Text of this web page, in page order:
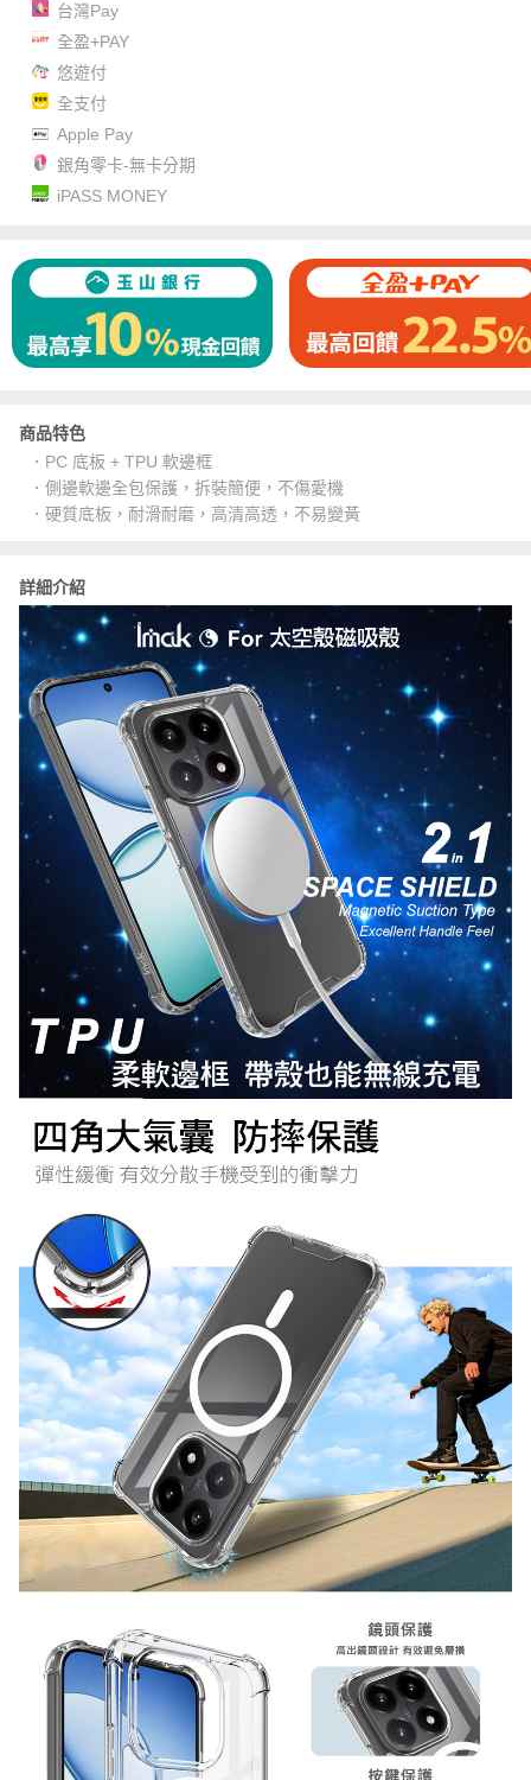
台灣Pay
全盈+PAY
悠遊付
全支付
Apple Pay
銀角零卡-無卡分期
iPASS MONEY
商品特色
．PC 底板 + TPU 軟邊框
．側邊軟邊全包保護，拆裝簡便，不傷愛機
．硬質底板，耐滑耐磨，高清高透，不易變黃
詳細介紹